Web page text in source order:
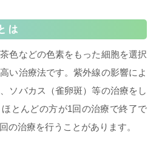
は
色などの色素をもった細胞を選択
い治療法です。紫外線の影響によ
ソバカス（雀卵斑）等の治療をし
とんどの方が1回の治療で終了で
の治療を行うことがあります。